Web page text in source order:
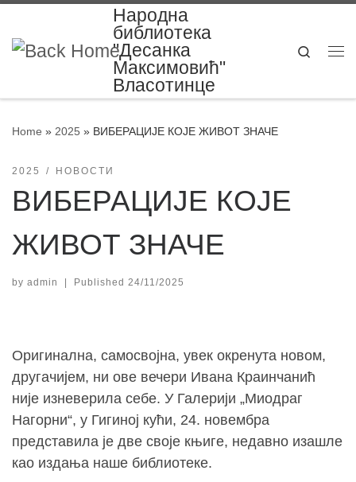
Народна
библиотека
"Десанка
Максимовић"
Власотинце
Search
Home » 2025 » ВИБЕРАЦИЈЕ КОЈЕ ЖИВОТ ЗНАЧЕ
2025 НОВОСТИ
ВИБЕРАЦИЈЕ КОЈЕ
ЖИВОТ ЗНАЧЕ
by admin Published 24/11/2025
Оригинална, самосвојна, увек окренута новом,
другачијем, ни ове вечери Ивана Краинчанић
није изневерила себе. У Галерији „Миодраг
Нагорни“, у Гигиној кући, 24. новембра
представила је две своје књиге, недавно изашле
као издања наше библиотеке.